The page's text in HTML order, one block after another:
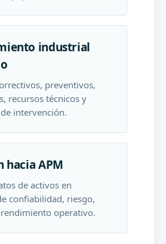
industrial
preventivos,
recursos técnicos y
intervención.
hacia APM
de activos en
confiabilidad, riesgo,
operativo.